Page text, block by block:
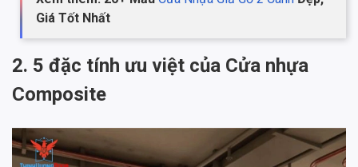
Giá Tốt Nhất
2. 5 đặc tính ưu việt của Cửa nhựa
Composite